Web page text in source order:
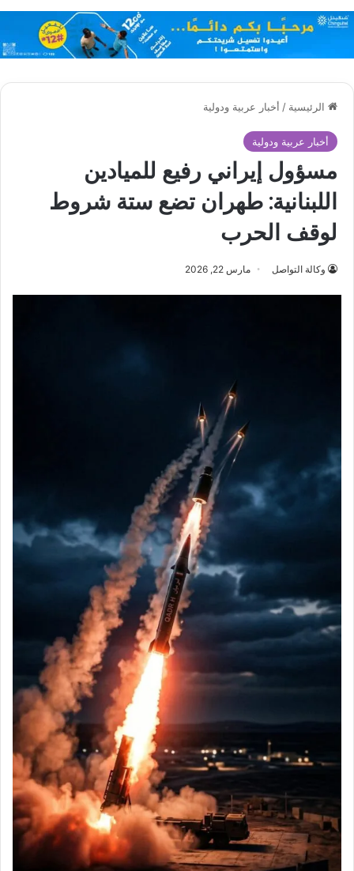
الرئيسية / أخبار عربية ودولية
أخبار عربية ودولية
مسؤول إيراني رفيع للميادين
اللبنانية: طهران تضع ستة شروط
لوقف الحرب
وكالة التواصل مارس 22, 2026